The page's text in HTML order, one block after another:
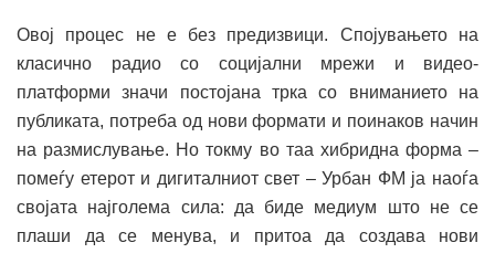
Овој процес не е без предизвици. Спојувањето на
класично радио со социјални мрежи и видео-
платформи значи постојана трка со вниманието на
публиката, потреба од нови формати и поинаков начин
на размислување. Но токму во таа хибридна форма –
помеѓу етерот и дигиталниот свет – Урбан ФМ ја наоѓа
својата најголема сила: да биде медиум што не се
плаши да се менува, и притоа да создава нови